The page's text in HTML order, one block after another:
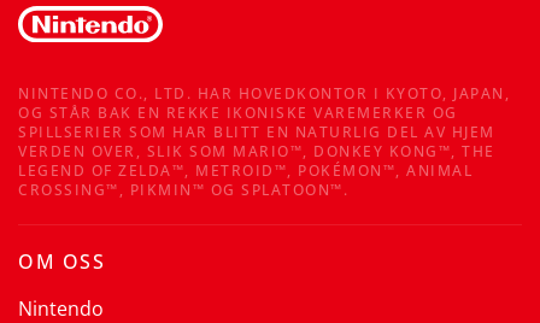
NINTENDO CO., LTD. HAR HOVEDKONTOR I KYOTO, JAPAN,
OG STÅR BAK EN REKKE IKONISKE VAREMERKER OG
SPILLSERIER SOM HAR BLITT EN NATURLIG DEL AV HJEM
VERDEN OVER, SLIK SOM MARIO™, DONKEY KONG™, THE
LEGEND OF ZELDA™, METROID™, POKÉMON™, ANIMAL
CROSSING™, PIKMIN™ OG SPLATOON™.
OM OSS
Nintendo